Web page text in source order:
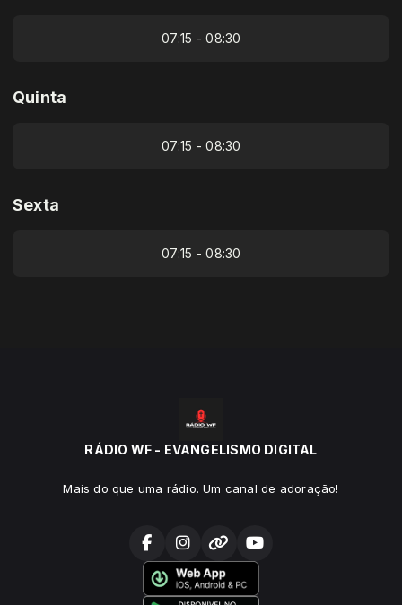
07:15 - 08:30
Quinta
07:15 - 08:30
Sexta
07:15 - 08:30
RÁDIO WF - EVANGELISMO DIGITAL
Mais do que uma rádio. Um canal de adoração!